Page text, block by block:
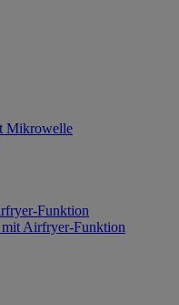
Mikrowelle
Funktion
Airfryer-Funktion